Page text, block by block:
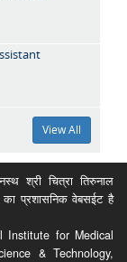
View All
श्री चित्रा तिरुनाल
का प्रशासनिक वेबसईट है
Institute for Medical
& Technology,